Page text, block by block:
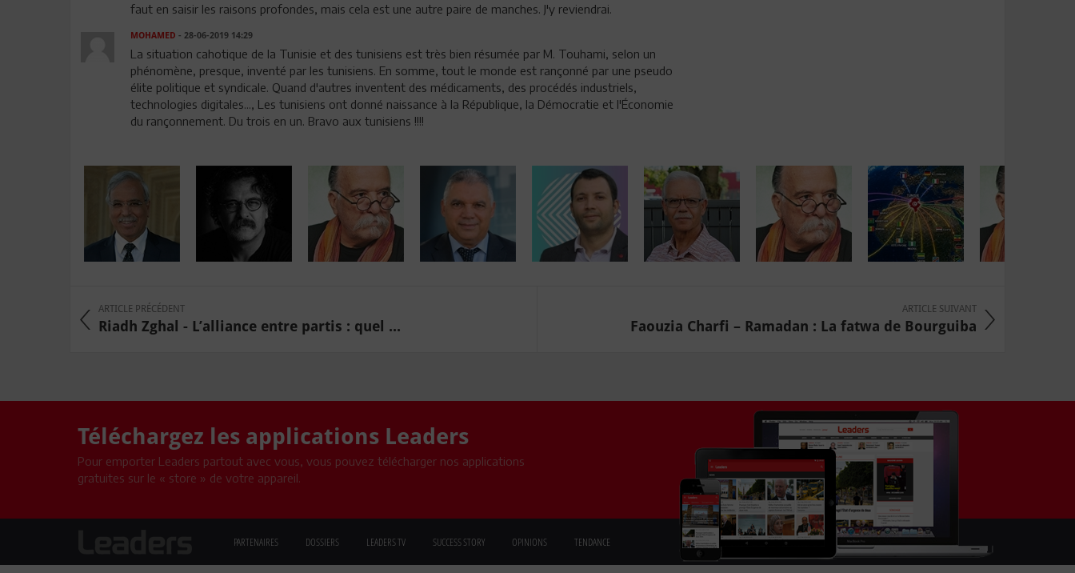
faut en saisir les raisons profondes, mais cela est une autre paire de manches. J'y reviendrai.
MOHAMED - 28-06-2019 14:29
La situation cahotique de la Tunisie et des tunisiens est très bien résumée par M. Touhami, selon un
phénomène, presque, inventé par les tunisiens. En somme, tout le monde est rançonné par une pseudo
élite politique et syndicale. Quand d'autres inventent des médicaments, des procédés industriels,
technologies digitales..., Les tunisiens ont donné naissance à la République, la Démocratie et l'Économie
du rançonnement. Du trois en un. Bravo aux tunisiens !!!!
ARTICLE PRÉCÉDENT
Riadh Zghal - L’alliance entre partis : quel ...
ARTICLE SUIVANT
Faouzia Charfi – Ramadan : La fatwa de Bourguiba
Téléchargez les applications Leaders
Pour emporter Leaders partout avec vous, vous pouvez télécharger nos applications
gratuites sur le « store » de votre appareil.
PARTENAIRES DOSSIERS LEADERS TV SUCCESS STORY OPINIONS TENDANCE